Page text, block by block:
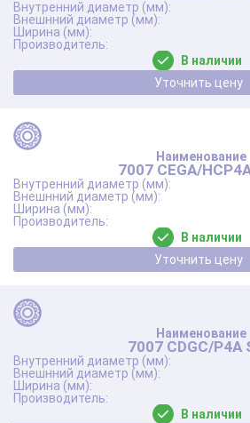
В наличии
Уточнить цену
7007 CEGA/
В наличии
Уточнить цену
7007 CDGC/P4A
В наличии